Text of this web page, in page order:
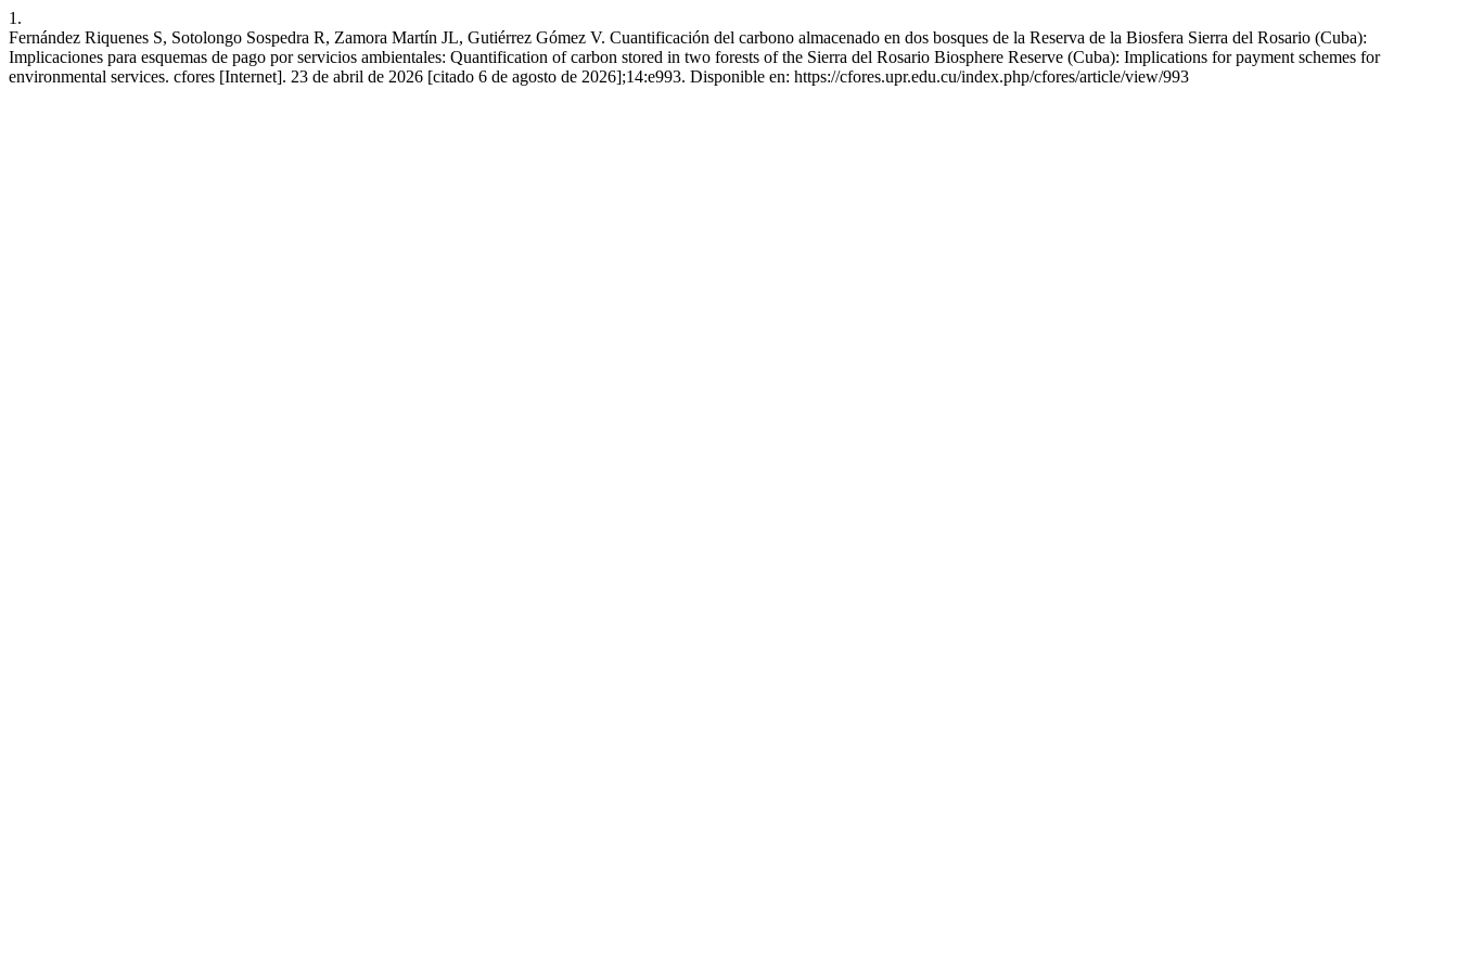
1.
Fernández Riquenes S, Sotolongo Sospedra R, Zamora Martín JL, Gutiérrez Gómez V. Cuantificación del carbono almacenado en dos bosques de la Reserva de la Biosfera Sierra del Rosario (Cuba):
Implicaciones para esquemas de pago por servicios ambientales: Quantification of carbon stored in two forests of the Sierra del Rosario Biosphere Reserve (Cuba): Implications for payment schemes for
environmental services. cfores [Internet]. 23 de abril de 2026 [citado 6 de agosto de 2026];14:e993. Disponible en: https://cfores.upr.edu.cu/index.php/cfores/article/view/993